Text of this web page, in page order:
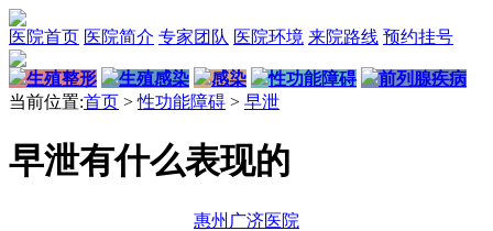
医院首页 医院简介 专家团队 医院环境 来院路线 预约挂号
生殖整形 生殖感染 感染 性功能障碍
前列腺疾病
当前位置:首页 >性功能障碍 > 早泄
早泄有什么表现的
惠州广济医院